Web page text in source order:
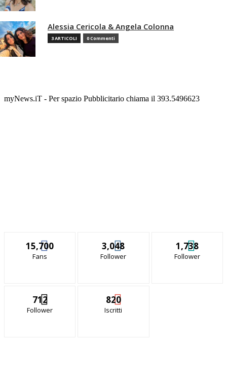
Alessia Cericola & Angela Colonna
3 ARTICOLI 0 Commenti
myNews.iT - Per spazio Pubblicitario chiama il 393.5496623
15,700
Fans
3,048
Follower
1,738
Follower
712
Follower
820
Iscritti